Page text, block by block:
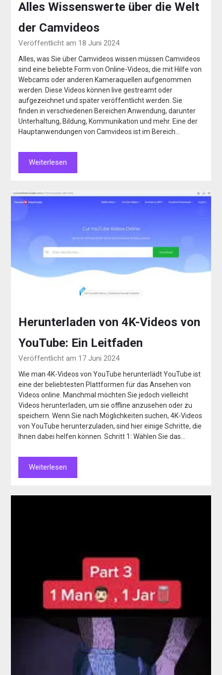
Alles Wissenswerte über die Welt
der Camvideos
Veröffentlicht am 18 Juni 2024
Alles, was Sie über Camvideos wissen müssen Camvideos
sind eine beliebte Form von Online-Videos, die mit Hilfe von
Webcams oder anderen Kameraquellen aufgenommen
werden. Diese Videos können live gestreamt oder
aufgezeichnet und später veröffentlicht werden. Sie
finden in verschiedenen Bereichen Anwendung, darunter
Unterhaltung, Bildung, Kommunikation und mehr. Eine der
Hauptanwendungen von Camvideos ist im Bereich…
Weiterlesen
Herunterladen von 4K-Videos von
YouTube: Ein Leitfaden
Veröffentlicht am 17 Juni 2024
Wie man 4K-Videos von YouTube herunterlädt YouTube ist
eine der beliebtesten Plattformen für das Ansehen von
Videos online. Manchmal möchten Sie jedoch vielleicht
Videos herunterladen, um sie offline anzusehen oder zu
speichern. Wenn Sie nach Möglichkeiten suchen, 4K-Videos
von YouTube herunterzuladen, sind hier einige Schritte, die
Ihnen dabei helfen können. Schritt 1: Wählen Sie das…
Weiterlesen